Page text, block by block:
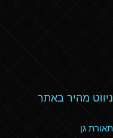
ניווט מהיר באתר
תאורת גן